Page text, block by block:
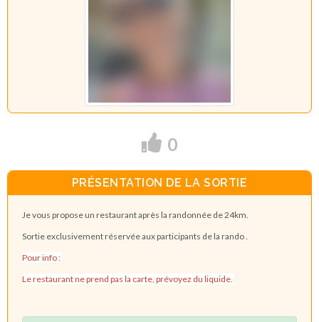
0
PRÉSENTATION DE LA SORTIE
Je vous propose un restaurant après la randonnée de 24km.
Sortie exclusivement réservée aux participants de la rando .
Pour info :
Le restaurant ne prend pas la carte, prévoyez du liquide.